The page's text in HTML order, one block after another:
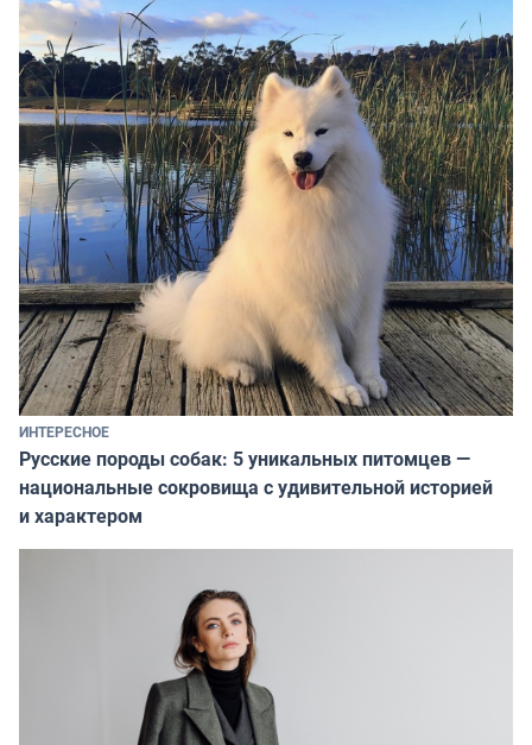
ИНТЕРЕСНОЕ
Русские породы собак: 5 уникальных питомцев —
национальные сокровища с удивительной историей
и характером